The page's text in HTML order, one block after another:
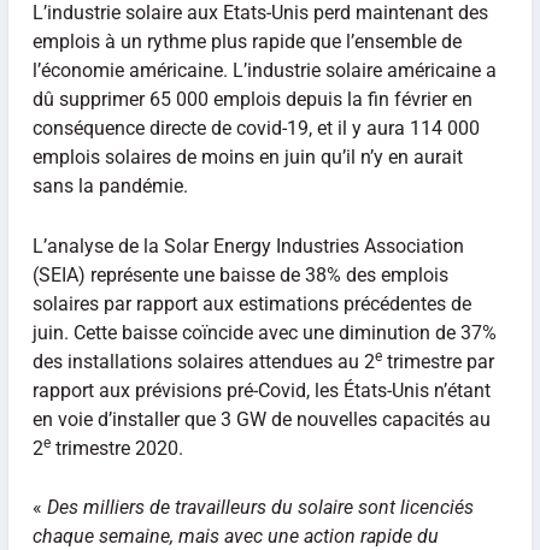
L’industrie solaire aux Etats-Unis perd maintenant des
emplois à un rythme plus rapide que l’ensemble de
l’économie américaine. L’industrie solaire américaine a
dû supprimer 65 000 emplois depuis la fin février en
conséquence directe de covid-19, et il y aura 114 000
emplois solaires de moins en juin qu’il n’y en aurait
sans la pandémie.
L’analyse de la Solar Energy Industries Association
(SEIA) représente une baisse de 38% des emplois
solaires par rapport aux estimations précédentes de
juin. Cette baisse coïncide avec une diminution de 37%
des installations solaires attendues au 2etrimestre par
rapport aux prévisions pré-Covid, les États-Unis n’étant
en voie d’installer que 3 GW de nouvelles capacités au
2etrimestre 2020.
« Des milliers de travailleurs du solaire sont licenciés
chaque semaine, mais avec une action rapide du